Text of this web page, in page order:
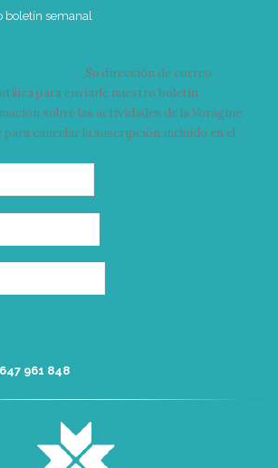
boletín semanal
Su dirección de correo
para enviarle nuestro boletín
sobre las actividades de la Vorágine.
para cancelar la suscripción incluido en el
961 848‬